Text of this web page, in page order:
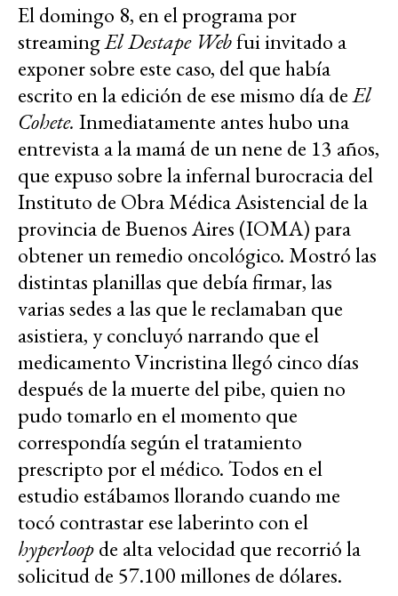
El domingo 8, en el programa por
streamingEl Destape Webfui invitado a
exponer sobre este caso, del que había
escrito en la edición de ese mismo día deEl
Cohete. Inmediatamente antes hubo una
entrevista a la mamá de un nene de 13 años,
que expuso sobre la infernal burocracia del
Instituto de Obra Médica Asistencial de la
provincia de Buenos Aires (IOMA) para
obtener un remedio oncológico. Mostró las
distintas planillas que debía firmar, las
varias sedes a las que le reclamaban que
asistiera, y concluyó narrando que el
medicamento Vincristina llegó cinco días
después de la muerte del pibe, quien no
pudo tomarlo en el momento que
correspondía según el tratamiento
prescripto por el médico. Todos en el
estudio estábamos llorando cuando me
tocó contrastar ese laberinto con el
hyperloopde alta velocidad que recorrió la
solicitud de 57.100 millones de dólares.